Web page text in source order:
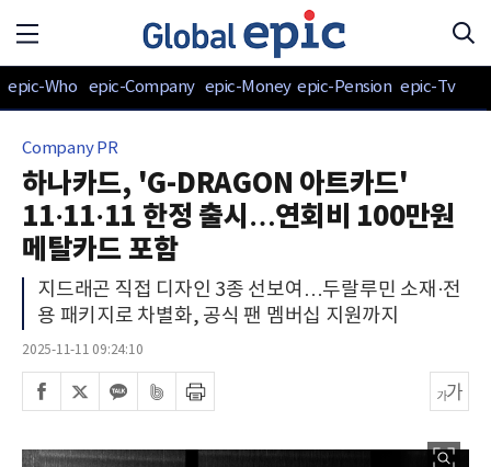
epic-Who epic-Company epic-Money epic-Pension epic-Tv
Company PR
하나카드, 'G-DRAGON 아트카드'
11·11·11 한정 출시…연회비 100만원
메탈카드 포함
지드래곤 직접 디자인 3종 선보여…두랄루민 소재·전
용 패키지로 차별화, 공식 팬 멤버십 지원까지
2025-11-11 09:24:10